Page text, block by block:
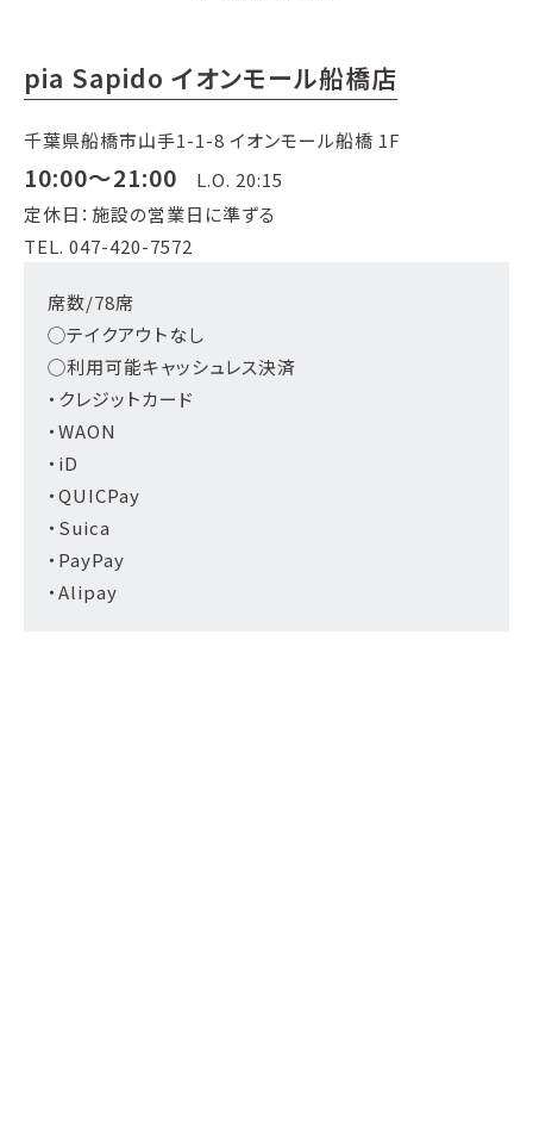
pia Sapido イオンモール船橋店
千葉県船橋市山手1-1-8 イオンモール船橋 1F
10:00～21:00 L.O. 20:15
定休日：施設の営業日に準ずる
TEL. 047-420-7572
席数/78席
◯テイクアウトなし
◯利用可能キャッシュレス決済
・クレジットカード
・WAON
・iD
・QUICPay
・Suica
・PayPay
・Alipay